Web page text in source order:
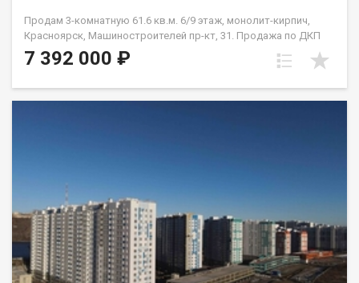
Продам 3-комнатную 61.6 кв.м. 6/9 этаж, монолит-кирпич,
Красноярск, Машиностроителей пр-кт, 31. Продажа по ДКП
НЕ ОТ ЗАСТРОЙЩИКА
7 392 000 ₽